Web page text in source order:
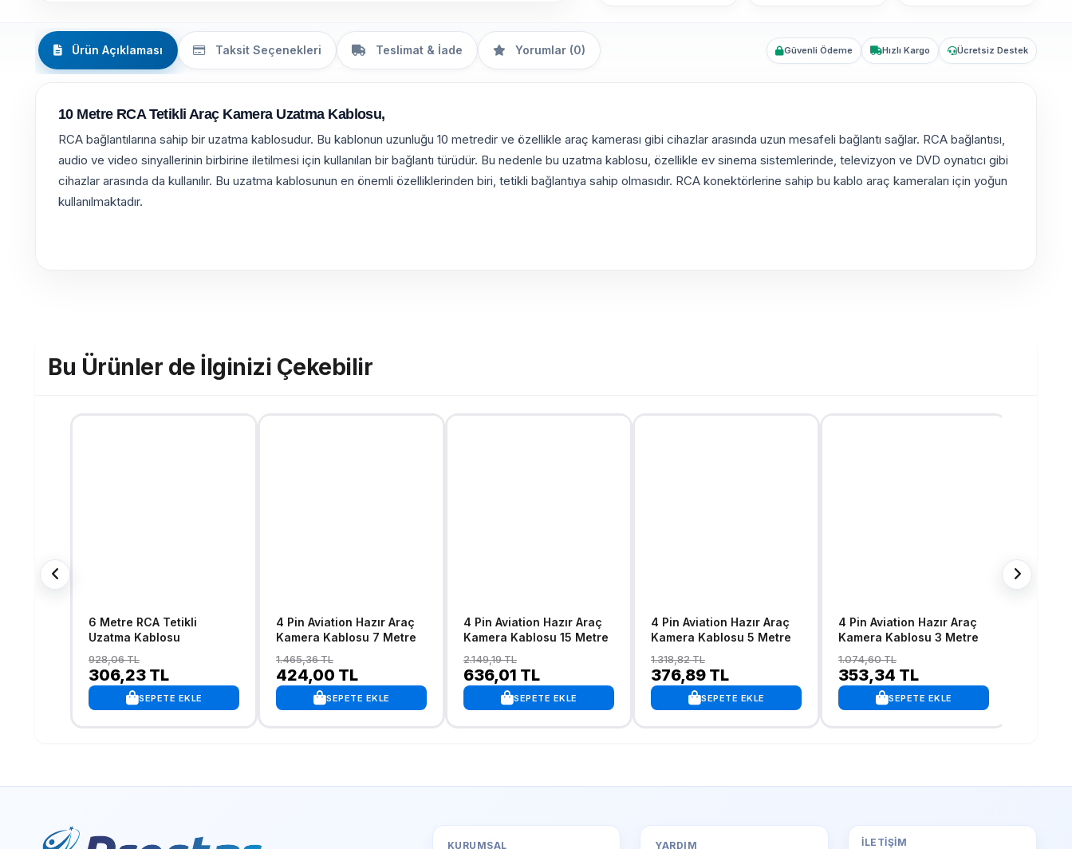
Ürün Açıklaması Taksit Seçenekleri Teslimat & İade Yorumlar (0) Güvenli Ödeme Hızlı Kargo Ücretsiz Destek
10 Metre RCA Tetikli Araç Kamera Uzatma Kablosu,
RCA bağlantılarına sahip bir uzatma kablosudur. Bu kablonun uzunluğu 10 metredir ve özellikle araç kamerası gibi cihazlar arasında uzun mesafeli bağlantı sağlar. RCA bağlantısı,
audio ve video sinyallerinin birbirine iletilmesi için kullanılan bir bağlantı türüdür. Bu nedenle bu uzatma kablosu, özellikle ev sinema sistemlerinde, televizyon ve DVD oynatıcı gibi
cihazlar arasında da kullanılır. Bu uzatma kablosunun en önemli özelliklerinden biri, tetikli bağlantıya sahip olmasıdır. RCA konektörlerine sahip bu kablo araç kameraları için yoğun
kullanılmaktadır.
Bu Ürünler de İlginizi Çekebilir
6 Metre RCA Tetikli
Uzatma Kablosu
928,06 TL
306,23 TL
SEPETE EKLE
4 Pin Aviation Hazır Araç
Kamera Kablosu 7 Metre
1.465,36 TL
424,00 TL
SEPETE EKLE
4 Pin Aviation Hazır Araç
Kamera Kablosu 15 Metre
2.149,19 TL
636,01 TL
SEPETE EKLE
4 Pin Aviation Hazır Araç
Kamera Kablosu 5 Metre
1.318,82 TL
376,89 TL
SEPETE EKLE
4 Pin Aviation Hazır Araç
Kamera Kablosu 3 Metre
1.074,60 TL
353,34 TL
SEPETE EKLE
KURUMSAL YARDIM İLETIŞIM